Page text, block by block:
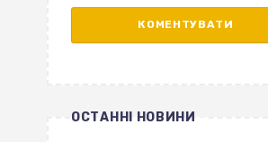
ОСТАННІ НОВИНИ